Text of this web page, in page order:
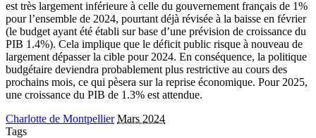
est très largement inférieure à celle du gouvernement français de 1%
pour l’ensemble de 2024, pourtant déjà révisée à la baisse en février
(le budget ayant été établi sur base d’une prévision de croissance du
PIB 1.4%). Cela implique que le déficit public risque à nouveau de
largement dépasser la cible pour 2024. En conséquence, la politique
budgétaire deviendra probablement plus restrictive au cours des
prochains mois, ce qui pèsera sur la reprise économique. Pour 2025,
une croissance du PIB de 1.3% est attendue.
Charlotte de Montpellier Mars 2024
Tags